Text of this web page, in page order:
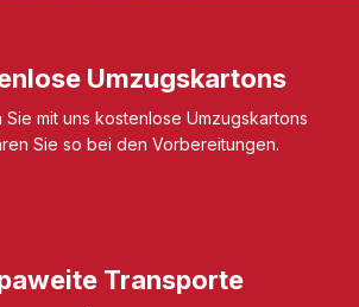
Umzugskartons
Sie mit uns kostenlose Umzugskartons
Sie so bei den Vorbereitungen.
Transporte